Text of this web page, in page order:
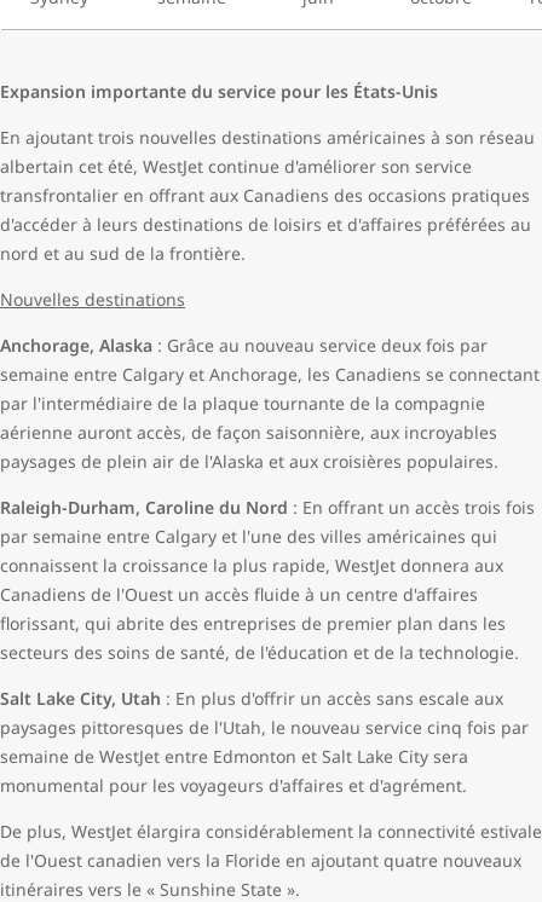
Expansion importante du service pour les États-Unis
En ajoutant trois nouvelles destinations américaines à son réseau
albertain cet été, WestJet continue d'améliorer son service
transfrontalier en offrant aux Canadiens des occasions pratiques
d'accéder à leurs destinations de loisirs et d'affaires préférées au
nord et au sud de la frontière.
Nouvelles destinations
Anchorage, Alaska : Grâce au nouveau service deux fois par
semaine entre Calgary et Anchorage, les Canadiens se connectant
par l'intermédiaire de la plaque tournante de la compagnie
aérienne auront accès, de façon saisonnière, aux incroyables
paysages de plein air de l'Alaska et aux croisières populaires.
Raleigh-Durham, Caroline du Nord : En offrant un accès trois fois
par semaine entre Calgary et l'une des villes américaines qui
connaissent la croissance la plus rapide, WestJet donnera aux
Canadiens de l'Ouest un accès fluide à un centre d'affaires
florissant, qui abrite des entreprises de premier plan dans les
secteurs des soins de santé, de l'éducation et de la technologie.
Salt Lake City, Utah : En plus d'offrir un accès sans escale aux
paysages pittoresques de l'Utah, le nouveau service cinq fois par
semaine de WestJet entre Edmonton et Salt Lake City sera
monumental pour les voyageurs d'affaires et d'agrément.
De plus, WestJet élargira considérablement la connectivité estivale
de l'Ouest canadien vers la Floride en ajoutant quatre nouveaux
itinéraires vers le « Sunshine State ».